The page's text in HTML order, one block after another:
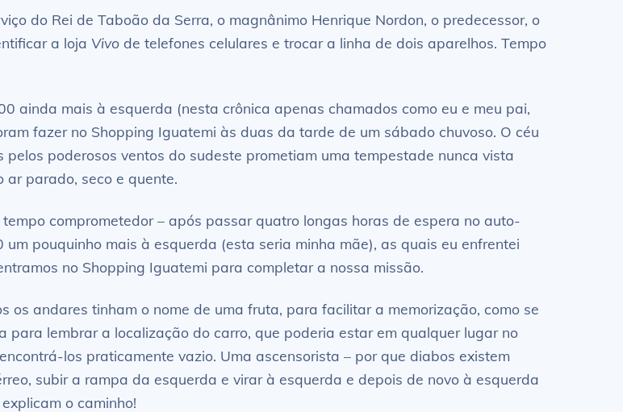
do Rei de Taboão da Serra, o magnânimo Henrique Nordon, o predecessor, o
a loja Vivo de telefones celulares e trocar a linha de dois aparelhos. Tempo
ainda mais à esquerda (nesta crônica apenas chamados como eu e meu pai,
fazer no Shopping Iguatemi às duas da tarde de um sábado chuvoso. O céu
poderosos ventos do sudeste prometiam uma tempestade nunca vista
ar parado, seco e quente.
comprometedor – após passar quatro longas horas de espera no auto-
pouquinho mais à esquerda (esta seria minha mãe), as quais eu enfrentei
no Shopping Iguatemi para completar a nossa missão.
os andares tinham o nome de uma fruta, para facilitar a memorização, como se
para lembrar a localização do carro, que poderia estar em qualquer lugar no
los praticamente vazio. Uma ascensorista – por que diabos existem
subir a rampa da esquerda e virar à esquerda e depois de novo à esquerda
o caminho!